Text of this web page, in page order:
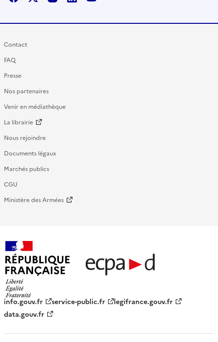
Contact
FAQ
Presse
Nos partenaires
Venir en médiathèque
La librairie
Nous rejoindre
Documents légaux
Marchés publics
CGU
Ministère des Armées
française - ECPAD
info.gouv.fr service-public.fr
legifrance.gouv.fr
data.gouv.fr